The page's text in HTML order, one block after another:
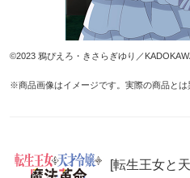
©2023 鴉ぴえろ・きさらぎゆり／
※商品画像はイメージです。実際の商品と
[転生王女と